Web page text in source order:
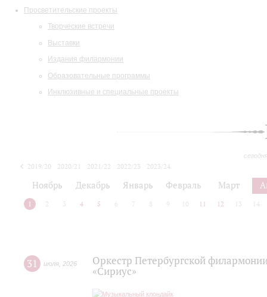
Просветительские проекты
Творческие встречи
Выставки
Издания филармонии
Образовательные программы
Инклюзивные и специальные проекты
2019/20 2020/21 2021/22 2022/23
2023/24
Ноябрь Декабрь Январь Февраль Март
1 2 3 4 5 6 7 8 9 10 11 12 13 14
31 июля 2026
Оркестр Петербургской
«Сириус»